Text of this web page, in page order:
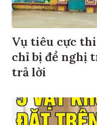
Vụ tiêu cực
chỉ bị đề nghị
trả lời